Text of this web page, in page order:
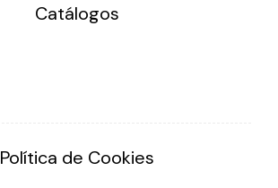
Catálogos
Política de Cookies